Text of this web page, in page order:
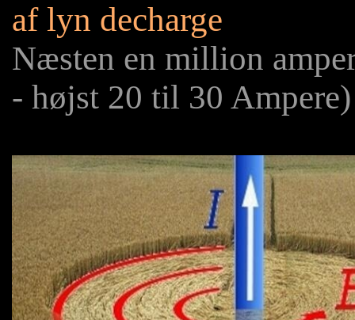
af lyn decharge
Næsten en million
- højst 20 til 30 Ampere)